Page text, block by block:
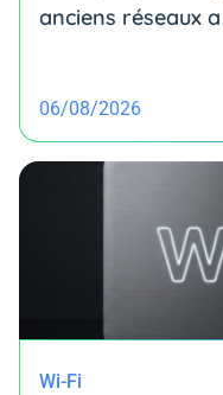
anciens réseaux
06/08/2026
Wi-Fi